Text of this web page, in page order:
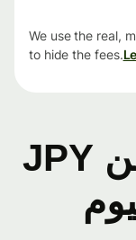
We use the
to hide the
أسعار الصرف من JPY